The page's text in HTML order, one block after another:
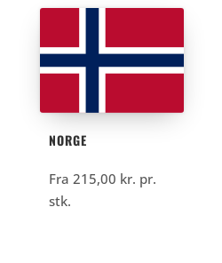
NORGE
Fra 215,00 kr. pr.
stk.